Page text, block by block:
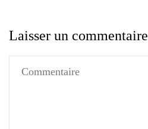
Laisser un commentaire